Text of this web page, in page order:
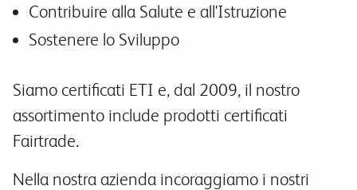
Contribuire alla Salute e all'Istruzione
Sostenere lo Sviluppo
Siamo certificati ETI e, dal 2009, il nostro
assortimento include prodotti certificati
Fairtrade.
Nella nostra azienda incoraggiamo i nostri